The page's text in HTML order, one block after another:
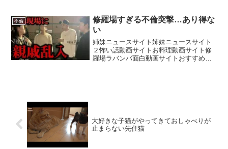
ーボのInstagram→ ■フ...
不倫
修羅場すぎる不倫突撃…あり得な
い
姉妹ニュースサイト姉妹ニュースサイト
２怖い話動画サイトお料理動画サイト修
羅場ラバンバ面白動画サイトおすすめ動
大好きな子猫がやってきておしゃべりが
止まらない先住猫